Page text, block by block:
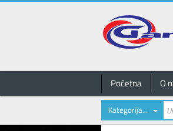
Početna O
Kategorija...